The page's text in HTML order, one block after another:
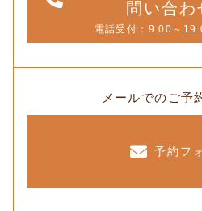
問い合わ
電話受付：9:00～
メールでのご予
予約フ